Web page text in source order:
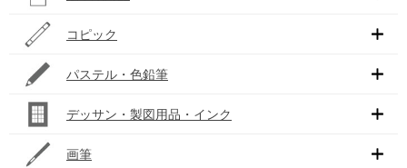
コピック
パステル・色鉛筆
デッサン・製図用品・インク
画筆